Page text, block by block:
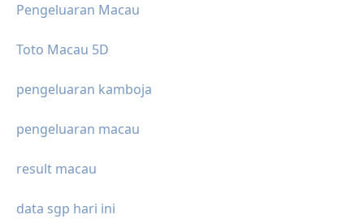
Pengeluaran Macau
Toto Macau 5D
pengeluaran kamboja
pengeluaran macau
result macau
data sgp hari ini